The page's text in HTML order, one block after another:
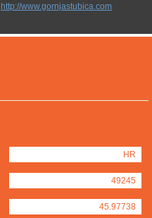
HR
49245
45.97738
http://www.gornjastubica.com